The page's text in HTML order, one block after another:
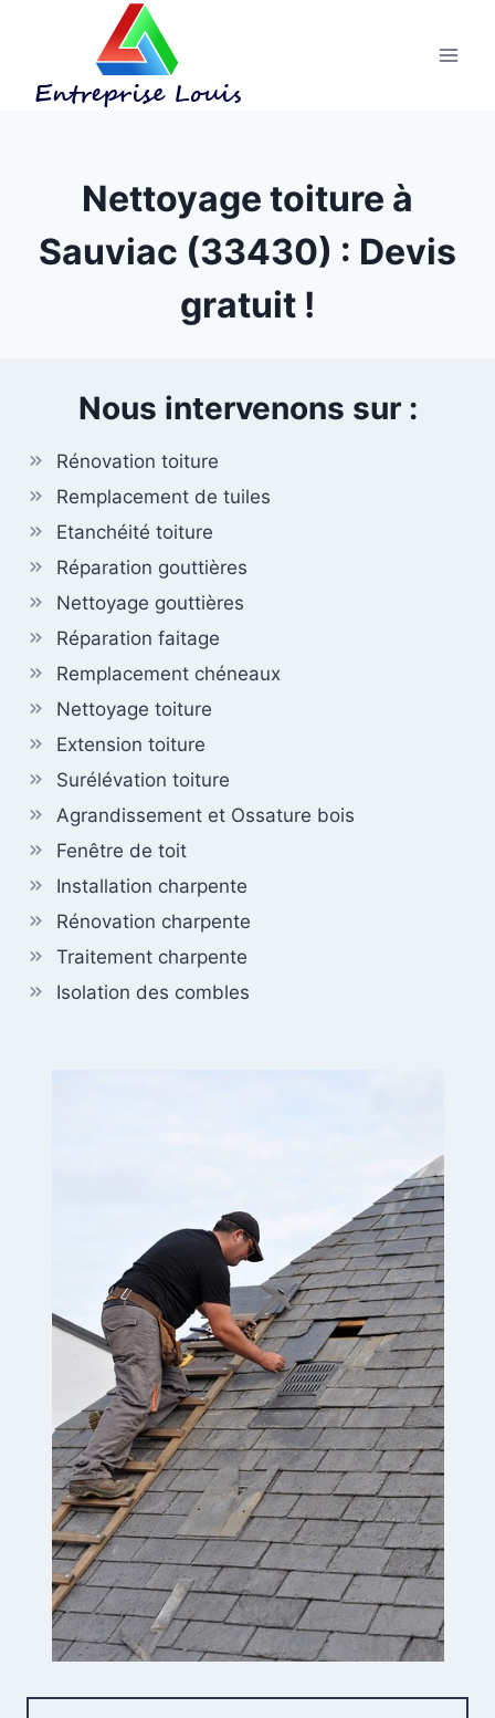
Nettoyage toiture à
Sauviac (33430) : Devis
gratuit !
Nous intervenons sur :
Rénovation toiture
Remplacement de tuiles
Etanchéité toiture
Réparation gouttières
Nettoyage gouttières
Réparation faitage
Remplacement chéneaux
Nettoyage toiture
Extension toiture
Surélévation toiture
Agrandissement et Ossature bois
Fenêtre de toit
Installation charpente
Rénovation charpente
Traitement charpente
Isolation des combles